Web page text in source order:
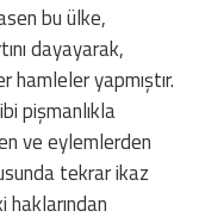
bu ülke,
dayayarak,
hamleler yapmıştır.
pişmanlıkla
ve eylemlerden
tekrar ikaz
haklarından